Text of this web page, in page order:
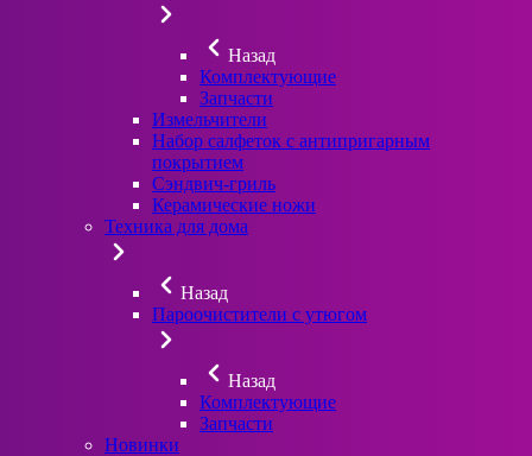
Назад
Комплектующие
Запчасти
Измельчители
Набор салфеток с антипригарным
покрытием
Сэндвич-гриль
Керамические ножи
Техника для дома
Назад
Пароочистители с утюгом
Назад
Комплектующие
Запчасти
Новинки